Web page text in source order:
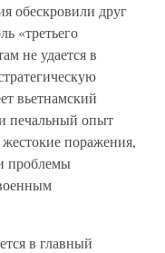
обескровили друг
«третьего
не удается в
вьетнамский
печальный опыт
поражения,
проблемы
в главный